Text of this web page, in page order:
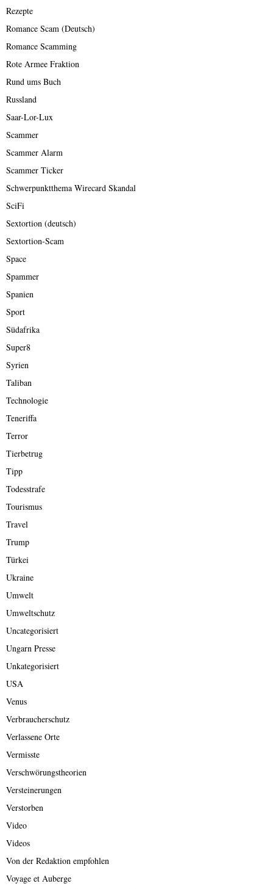
Rezepte
Romance Scam (Deutsch)
Romance Scamming
Rote Armee Fraktion
Rund ums Buch
Russland
Saar-Lor-Lux
Scammer
Scammer Alarm
Scammer Ticker
Schwerpunktthema Wirecard Skandal
SciFi
Sextortion (deutsch)
Sextortion-Scam
Space
Spammer
Spanien
Sport
Südafrika
Super8
Syrien
Taliban
Technologie
Teneriffa
Terror
Tierbetrug
Tipp
Todesstrafe
Tourismus
Travel
Trump
Türkei
Ukraine
Umwelt
Umweltschutz
Uncategorisiert
Ungarn Presse
Unkategorisiert
USA
Venus
Verbraucherschutz
Verlassene Orte
Vermisste
Verschwörungstheorien
Versteinerungen
Verstorben
Video
Videos
Von der Redaktion empfohlen
Voyage et Auberge